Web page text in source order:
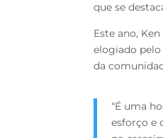
que se
Este ano,
elogiado
da
“É uma
esforço e